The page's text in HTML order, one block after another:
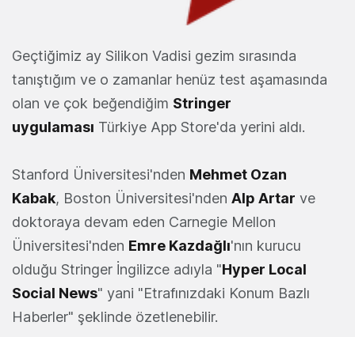
Geçtiğimiz ay Silikon Vadisi gezim sırasında
tanıştığım ve o zamanlar henüz test aşamasında
olan ve çok beğendiğim Stringer
uygulaması Türkiye App Store'da yerini aldı.
Stanford Üniversitesi'nden Mehmet Ozan
Kabak, Boston Üniversitesi'nden Alp Artar ve
doktoraya devam eden Carnegie Mellon
Üniversitesi'nden Emre Kazdağlı'nın kurucu
olduğu Stringer İngilizce adıyla "Hyper Local
Social News" yani "Etrafınızdaki Konum Bazlı
Haberler" şeklinde özetlenebilir.